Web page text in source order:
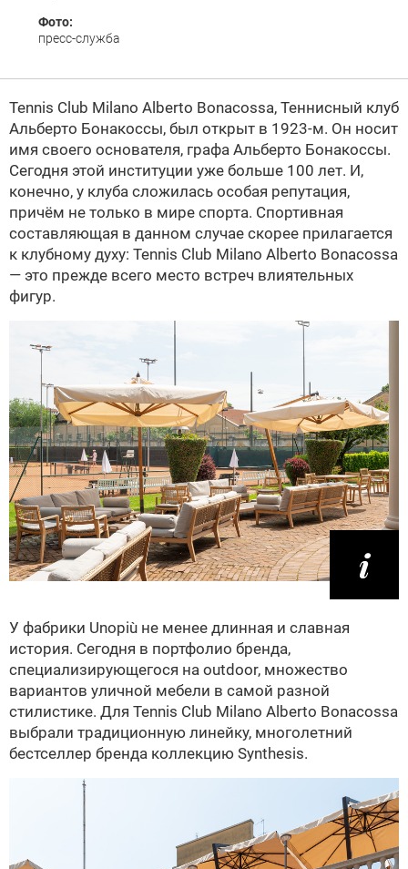
Фото:
пресс-служба
Tennis Club Milano Alberto Bonacossa, Теннисный клуб
Альберто Бонакоссы, был открыт в 1923-м. Он носит
имя своего основателя, графа Альберто Бонакоссы.
Сегодня этой институции уже больше 100 лет. И,
конечно, у клуба сложилась особая репутация,
причём не только в мире спорта. Спортивная
составляющая в данном случае скорее прилагается
к клубному духу: Tennis Club Milano Alberto Bonacossa
— это прежде всего место встреч влиятельных
фигур.
У фабрики Unopiù не менее длинная и славная
история. Сегодня в портфолио бренда,
специализирующегося на outdoor, множество
вариантов уличной мебели в самой разной
стилистике. Для Tennis Club Milano Alberto Bonacossa
выбрали традиционную линейку, многолетний
бестселлер бренда коллекцию Synthesis.